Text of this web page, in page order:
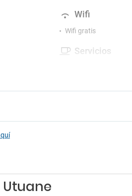
Wifi
Wifi gratis
Servicios
Sala de banquetes y